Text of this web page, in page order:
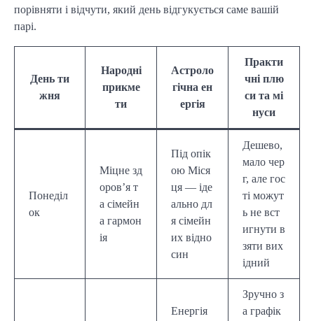
порівняти і відчути, який день відгукується саме вашій
парі.
День ти
жня
Народні
прикме
ти
Астроло
гічна ен
ергія
Практи
чні плю
си та мі
нуси
Понеділ
ок
Міцне зд
оров’я т
а сімейн
а гармон
ія
Під опік
ою Міся
ця — іде
ально дл
я сімейн
их відно
син
Дешево,
мало чер
г, але гос
ті можут
ь не вст
игнути в
зяти вих
ідний
Енергія
Зручно з
а графік